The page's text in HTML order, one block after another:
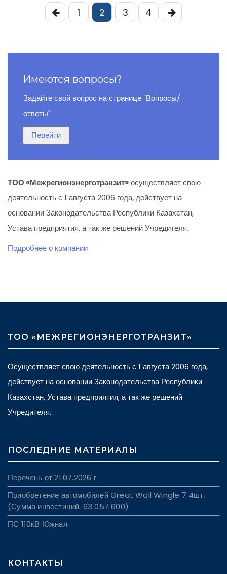
Пагинация
записей
1 2 3 4
Имеются вопросы?
Задайте свой вопрос на странице "Вопросы/
ответы"
ТОО «Межрегионэнерготранзит»осуществляет свою
деятельность с 1 августа 2006 года, действует на
основании Законодательства Республики Казахстан,
Устава предприятия, а так же решений Учредителя.
Подробнее о компании
ТОО «МЕЖРЕГИОНЭНЕРГОТРАНЗИТ»
Осуществляет свою деятельность с 1 августа 2006 года,
действует на основании Законодательства Республики
Казахстан, Устава предприятия, а так же решений
Учредителя.
ПОСЛЕДНИЕ МАТЕРИАЛЫ
Перечень от 21.07.2026 г
Приобретение автомобилей Great Wall Wingle 7 4шт.
(Сумма инвестиций: 63 057 600)
ПС 110кВ Южная
КОНТАКТЫ